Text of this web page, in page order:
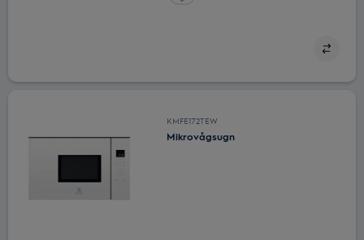
Mikrovågsugn ‒ genvägen i ditt kök
KMFE172TEW
Mikrovågsugn